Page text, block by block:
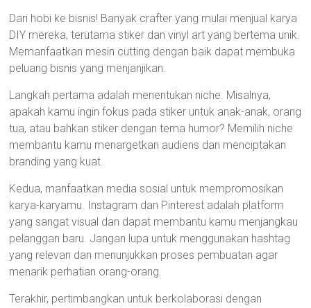
Dari hobi ke bisnis! Banyak crafter yang mulai menjual karya
DIY mereka, terutama stiker dan vinyl art yang bertema unik.
Memanfaatkan mesin cutting dengan baik dapat membuka
peluang bisnis yang menjanjikan.
Langkah pertama adalah menentukan niche. Misalnya,
apakah kamu ingin fokus pada stiker untuk anak-anak, orang
tua, atau bahkan stiker dengan tema humor? Memilih niche
membantu kamu menargetkan audiens dan menciptakan
branding yang kuat.
Kedua, manfaatkan media sosial untuk mempromosikan
karya-karyamu. Instagram dan Pinterest adalah platform
yang sangat visual dan dapat membantu kamu menjangkau
pelanggan baru. Jangan lupa untuk menggunakan hashtag
yang relevan dan menunjukkan proses pembuatan agar
menarik perhatian orang-orang.
Terakhir, pertimbangkan untuk berkolaborasi dengan